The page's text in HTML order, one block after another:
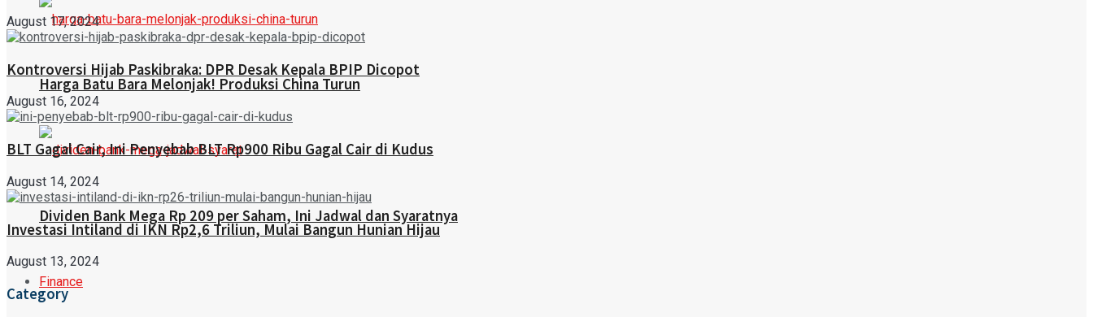
Harga Batu Bara Melonjak! Produksi China Turun
Dividen Bank Mega Rp 209 per Saham, Ini Jadwal dan Syaratnya
Finance
August 17, 2024
Kontroversi Hijab Paskibraka: DPR Desak Kepala BPIP Dicopot
August 16, 2024
BLT Gagal Cair, Ini Penyebab BLT Rp900 Ribu Gagal Cair di Kudus
August 14, 2024
Investasi Intiland di IKN Rp2,6 Triliun, Mulai Bangun Hunian Hijau
August 13, 2024
Category